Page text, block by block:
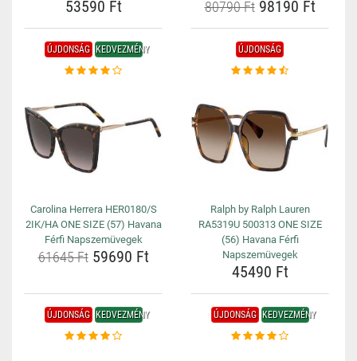
53590 Ft 80790 Ft98190 Ft
ÚJDONSÁG KEDVEZMÉNY
Carolina Herrera HER0180/S
2IK/HA ONE SIZE (57) Havana
Férfi Napszemüvegek
61645 Ft59690 Ft
ÚJDONSÁG
Ralph by Ralph Lauren
RA5319U 500313 ONE SIZE
(56) Havana Férfi
Napszemüvegek
45490 Ft
ÚJDONSÁG KEDVEZMÉNY ÚJDONSÁG KEDVEZMÉNY